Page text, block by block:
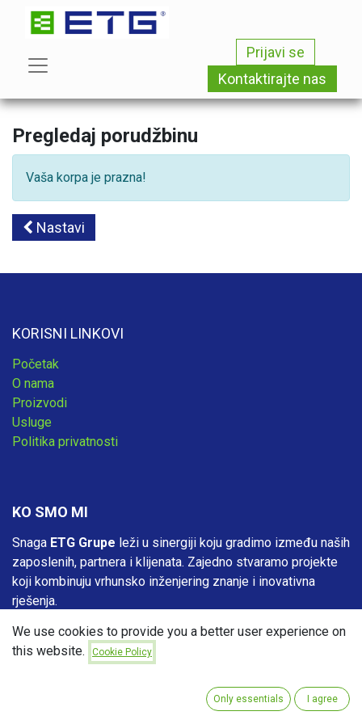
Prijavi se
Kontaktirajte nas
Pregledaj porudžbinu
Vaša korpa je prazna!
Nastavi
KORISNI LINKOVI
Početak
O nama
Proizvodi
Usluge
Politika privatnosti
KO SMO MI
Snaga ETG Grupe leži u sinergiji koju gradimo između naših
zaposlenih, partnera i klijenata. Zajedno stvaramo projekte
koji kombinuju vrhunsko inženjering znanje i inovativna
rješenja.
Naši zaposleni su srce naše kompanije – stručnjaci
posvećeni stvaranju održivih, funkcionalnih i dugotrajnih
klijentima, pružamo podršku na svakom koraku, od planiranja
do realizacije, osiguravajući da svaki projekat donosi
We use cookies to provide you a better user experience on
this website.
Cookie Policy
Only essentials I agree